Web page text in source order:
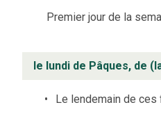
Premier jour de la
le lundi de Pâques, de
Le lendemain de ces